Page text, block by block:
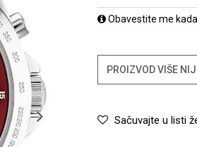
Obavestite me
PROIZVOD VIŠE
Sačuvajte u listi